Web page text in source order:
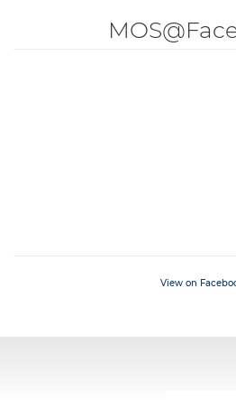
View on